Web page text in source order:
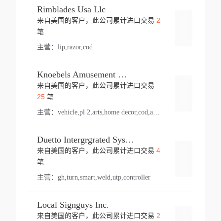
Rimblades Usa Llc
来自美国的客户，此公司累计进口交易 2
笔
主营： lip,razor,cod
Knoebels Amusement Resort
来自美国的客户，此公司累计进口交易
25笔
主营： vehicle,pl 2,arts,home decor,cod,amusement ride,sea
Duetto Intergrgrated Systems Inc.
来自美国的客户，此公司累计进口交易 4
笔
主营： gh,turn,smart,weld,utp,controller
Local Signguys Inc.
来自美国的客户，此公司累计进口交易 2